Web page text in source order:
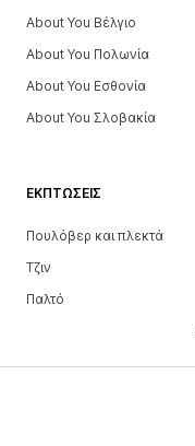
ΕΚΠΤΏΣΕΙΣ
Πουλόβερ και πλεκτά
Τζιν
Παλτό
About You Βέλγιο
About You Πολωνία
About You Εσθονία
About You Σλοβακία